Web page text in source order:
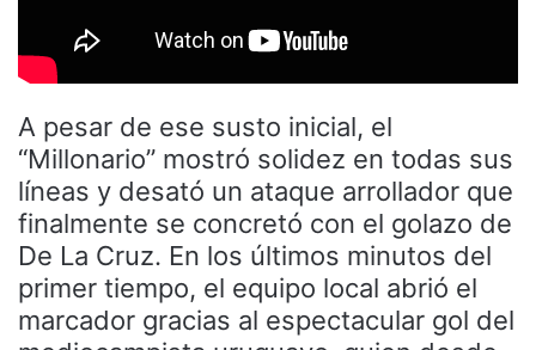
A pesar de ese susto inicial, el
“Millonario” mostró solidez en todas sus
líneas y desató un ataque arrollador que
finalmente se concretó con el golazo de
De La Cruz. En los últimos minutos del
primer tiempo, el equipo local abrió el
marcador gracias al espectacular gol del